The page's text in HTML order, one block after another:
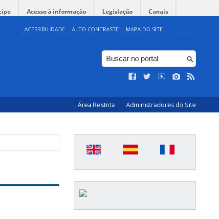
Acesso à informação Legislação Canais
ACESSIBILIDADE ALTO CONTRASTE MAPA DO SITE
Área Restrita Administradores do Site